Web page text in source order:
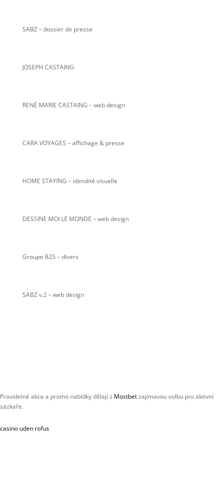
SABZ – dossier de presse
JOSEPH CASTAING
RENÉ MARIE CASTAING – web design
CARA VOYAGES – affichage & presse
HOME STAYING – idendité visuelle
DESSINE MOI LE MONDE – web design
Groupe B2S – divers
SABZ v.2– web design
Pravidelné akce a promo nabídky dělají z Mostbetzajímavou volbu pro aktivní
sázkaře.
casino uden rofus